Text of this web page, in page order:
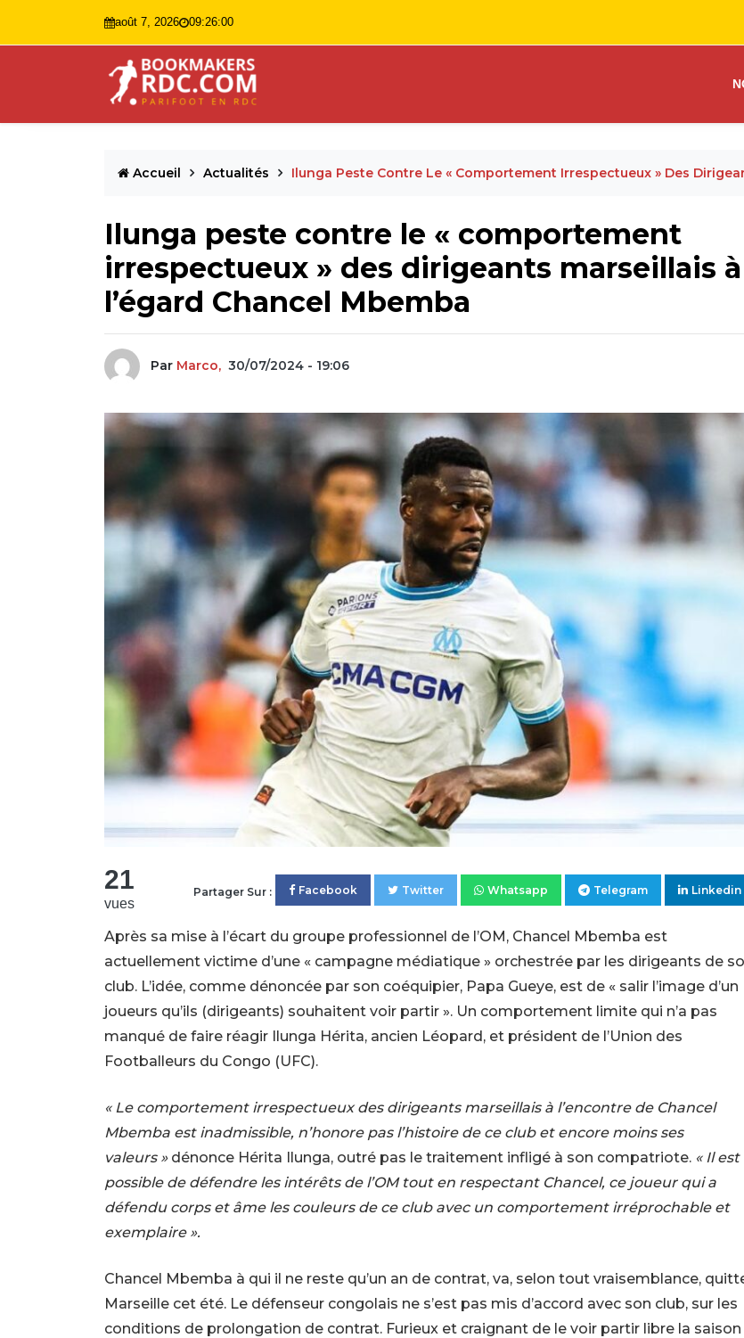
août 7, 2026 09:26:01
Accueil Actualités Ilunga Peste Contre Le « Comportement Irrespectueux » Des
Ilunga peste contre le « comportement
irrespectueux » des dirigeants marseillais à
l’égard Chancel Mbemba
Par Marco, 30/07/2024 - 19:06
21
vues
Partager Sur : Facebook Twitter Whatsapp Telegram Linkedin
Après sa mise à l’écart du groupe professionnel de l’OM, Chancel Mbemba est
actuellement victime d’une « campagne médiatique » orchestrée par les dirigeants de
club. L’idée, comme dénoncée par son coéquipier, Papa Gueye, est de « salir l’image d’un
joueurs qu’ils (dirigeants) souhaitent voir partir ». Un comportement limite qui n’a pas
manqué de faire réagir Ilunga Hérita, ancien Léopard, et président de l’Union des
Footballeurs du Congo (UFC).
« Le comportement irrespectueux des dirigeants marseillais à l’encontre de Chancel
Mbemba est inadmissible, n’honore pas l’histoire de ce club et encore moins ses
valeurs »dénonce Hérita Ilunga, outré pas le traitement infligé à son compatriote. « Il est
possible de défendre les intérêts de l’OM tout en respectant Chancel, ce joueur qui a
défendu corps et âme les couleurs de ce club avec un comportement irréprochable et
exemplaire ».
Chancel Mbemba à qui il ne reste qu’un an de contrat, va, selon tout vraisemblance,
Marseille cet été. Le défenseur congolais ne s’est pas mis d’accord avec son club, sur les
conditions de prolongation de contrat. Furieux et craignant de le voir partir libre la saison